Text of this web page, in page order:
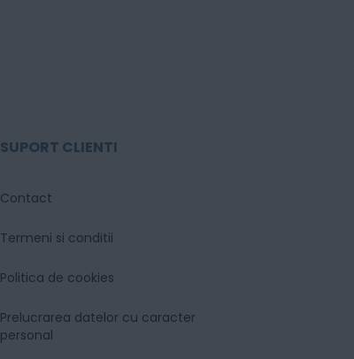
SUPORT CLIENTI
Contact
Termeni si conditii
Politica de cookies
Prelucrarea datelor cu caracter
personal